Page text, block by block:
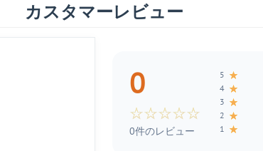
カスタマーレビュー
0
☆☆☆☆☆
0件のレビュー
5 ★
4 ★
3 ★
2 ★
1 ★